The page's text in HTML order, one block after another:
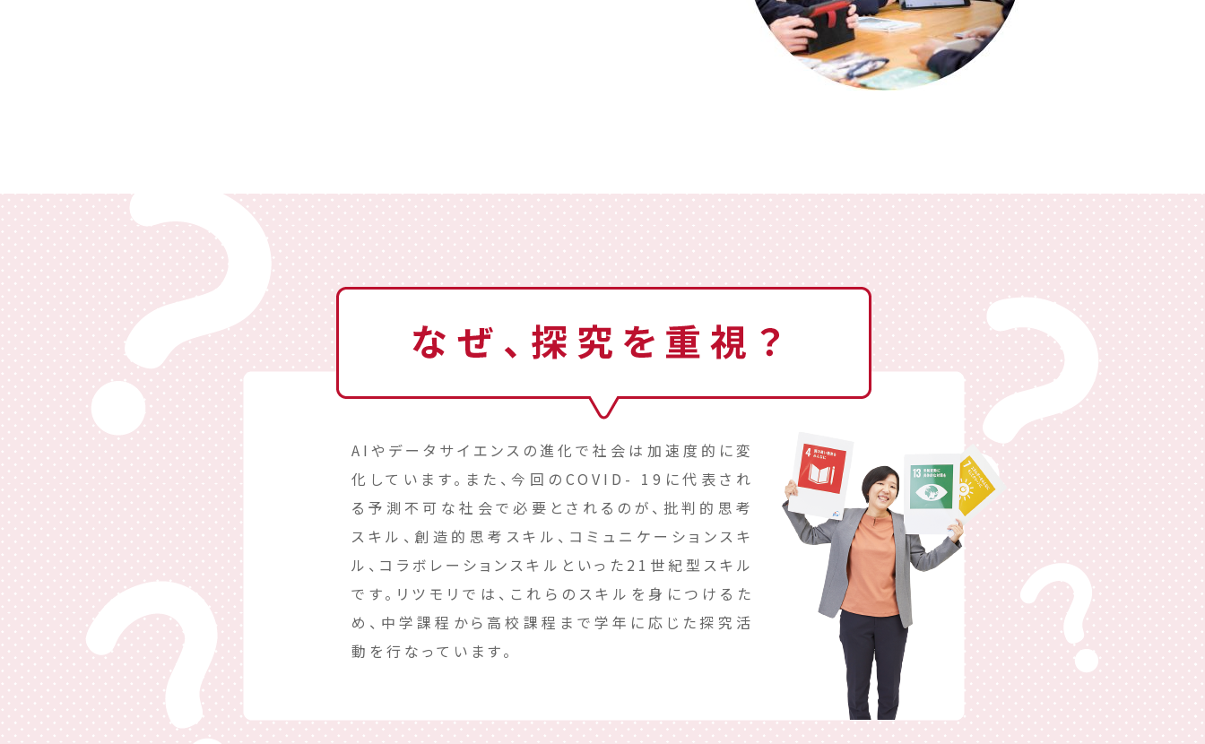
AIやデータサイエンスの進化で社会は加速度的に変
化しています。また、今回のCOVID- 19に代表され
る予測不可な社会で必要とされるのが、批判的思考
スキル、創造的思考スキル、コミュニケーションスキ
ル、コラボレーションスキルといった21世紀型スキル
です。リツモリでは、これらのスキルを身につけるた
め、中学課程から高校課程まで学年に応じた探究活
動を行なっています。